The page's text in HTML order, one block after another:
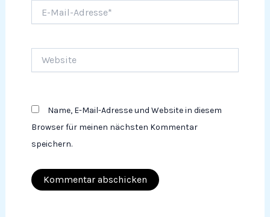
Mail-
Name, E-Mail-Adresse und Website in diesem
Browser für meinen nächsten Kommentar
speichern.